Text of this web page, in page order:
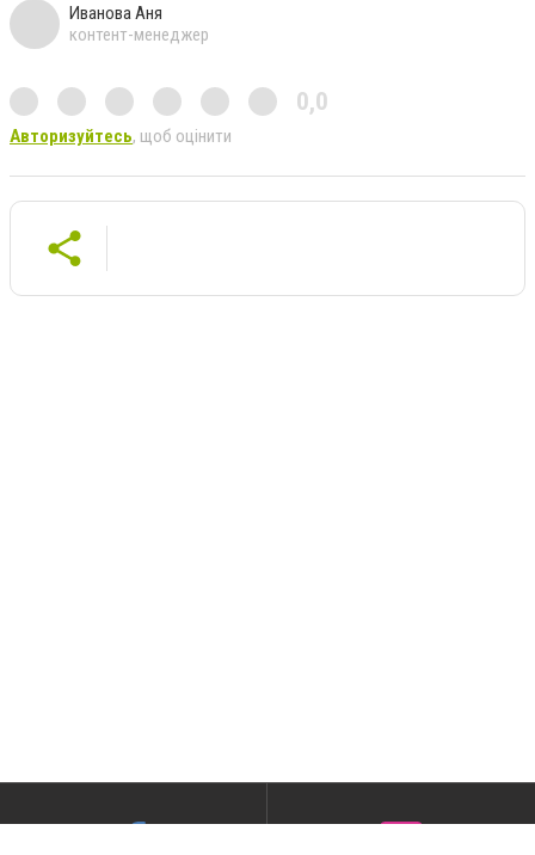
Иванова Аня
контент-менеджер
0,0
Авторизуйтесь, щоб оцінити